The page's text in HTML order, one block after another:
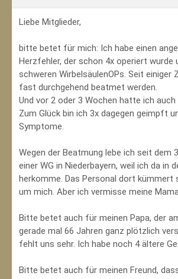
Liebe Mitglieder,
bitte betet für mich: Ich habe einen
Herzfehler, der schon 4x operiert wurde
schweren WirbelsäulenOPs. Seit einiger
fast durchgehend beatmet werden.
Und vor 2 oder 3 Wochen hatte ich
Zum Glück bin ich 3x dagegen geimpft
Symptome.
Wegen der Beatmung lebe ich seit dem
einer WG in Niederbayern, weil ich da in
herkomme. Das Personal dort kümmert
um mich. Aber ich vermisse meine
Bitte betet auch für meinen Papa, der
gerade mal 66 Jahren ganz plötzlich
fehlt uns sehr. Ich habe noch 4 ältere
Bitte betet auch für meinen Freund,